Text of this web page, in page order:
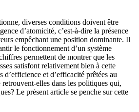
diverses conditions doivent être
d’atomicité, c’est-à-dire la présence
empêchant une position dominante. Il
le fonctionnement d’un système
permettent de montrer que les
satisfont relativement bien à cette
et d’efficacité prêtées au
retrouvent-elles dans les politiques qui,
Le présent article se penche sur cette